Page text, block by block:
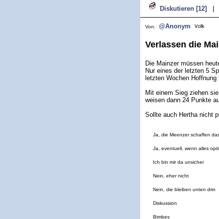
Diskutieren [12]
Von: @Anonym
Verlassen die
Die Mainzer müssen
Nur eines der letzten 5
letzten Wochen
Mit einem Sieg ziehen
weisen dann 24 Punkte
Sollte auch Hertha nicht
Ja, die Meenzer schaffen
Ja, eventuell, wenn alles
Ich bin mir da unsicher
Nein, eher nicht
Nein, die bleiben unten drin
Diskussion
Bimbes